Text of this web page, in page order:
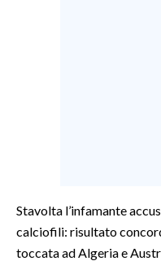
SARDI NEL MONDO
Stavolta l’infamante
calciofili: risultato
toccata ad Algeria e